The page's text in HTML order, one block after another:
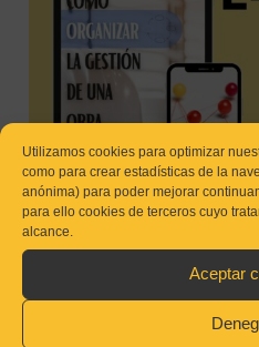
Utilizamos cookies para optimizar
como para crear estadísticas de la
anónima) para poder mejorar
para ello cookies de terceros cuyo
alcance.
Aceptar
Claves para entender la